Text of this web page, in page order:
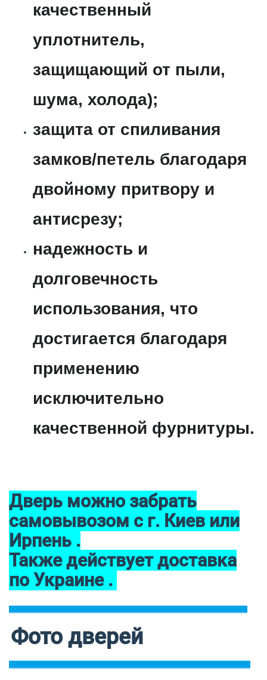
качественный
уплотнитель,
защищающий от пыли,
шума, холода);
защита от спиливания
замков/петель благодаря
двойному притвору и
антисрезу;
надежность и
долговечность
использования, что
достигается благодаря
применению
исключительно
качественной фурнитуры.
Дверь можно забрать
самовывозом с г. Киев или
Ирпень .
Также действует доставка
по Украине .
Фото дверей